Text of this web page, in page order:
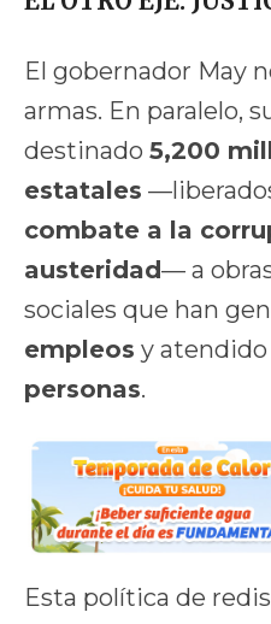
El gobernador May
armas. En paralelo,
destinado 5,200
estatales
combate a la
austeridad— a
sociales que han
empleos y atendido
personas.
Esta política de